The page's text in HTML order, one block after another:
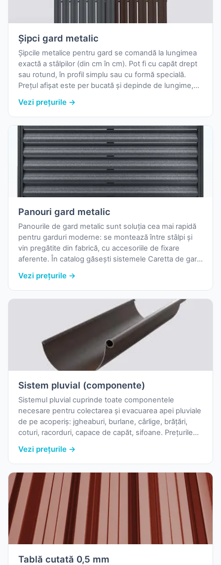
Șipci gard metalic
Șipcile metalice pentru gard se comandă la lungimea
exactă a stâlpilor (din cm în cm). Pot fi cu capăt drept
sau rotund, în profil simplu sau cu formă specială.
Prețul afișat este per bucată și depinde de lungime,
Vezi prețurile →
Panouri gard metalic
Panourile de gard metalic sunt soluția cea mai rapidă
pentru garduri moderne: se montează între stâlpi și
vin pregătite din fabrică, cu accesoriile de fixare
aferente. În catalog găsești sistemele Caretta de gard
și X135 și în varianta 2F, cu lamele pe ambele fețe) și
panouri cu lamele în casetă (X120, X138, X140) — plus
panourile Bilka T18 din tablă cutată montată orizontal.
Vezi prețurile →
Sistem pluvial (componente)
Sistemul pluvial cuprinde toate componentele
necesare pentru colectarea și evacuarea apei pluviale
de pe acoperiș: jgheaburi, burlane, cârlige, brățări,
coturi, racorduri, capace de capăt, sifoane. Prețurile
un calcul complet de sistem pluvial, contactează
echipa de vânzări.
Vezi prețurile →
Tablă cutată 0,5 mm